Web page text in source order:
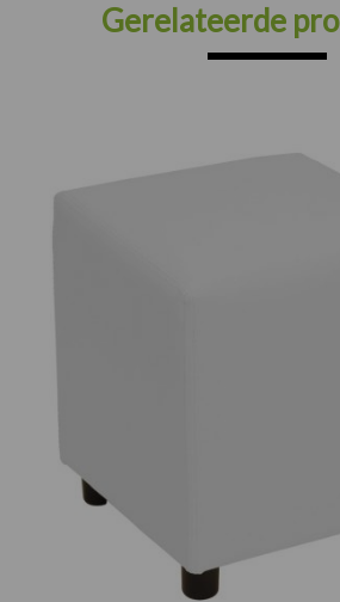
Gerelateerde